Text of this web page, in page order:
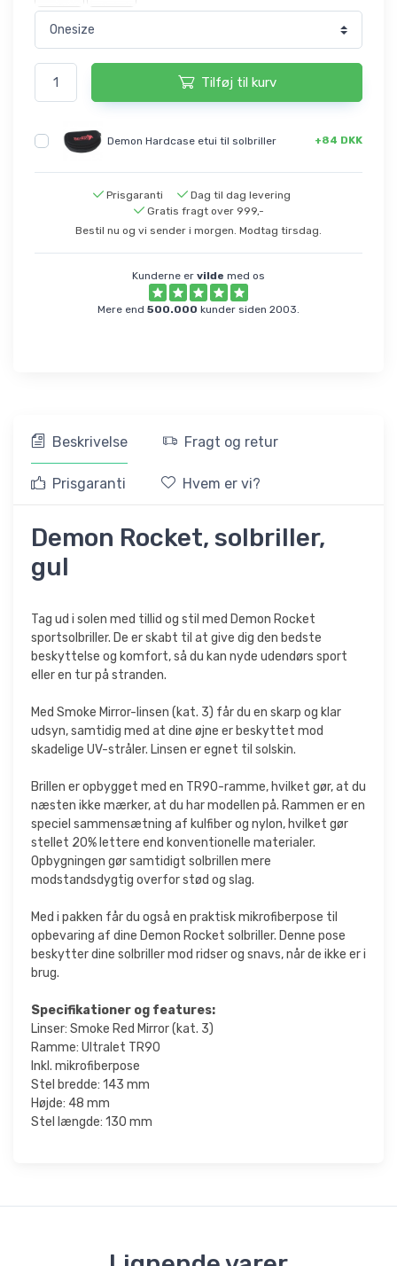
Tilføj til kurv
Demon Hardcase etui til solbriller +84 DKK
Prisgaranti
Dag til dag levering
Gratis fragt over 999,-
Bestil nu og vi sender i morgen. Modtag tirsdag.
Kunderne er vilde med os
Mere end 500.000 kunder siden 2003.
Beskrivelse Fragt og retur
Prisgaranti Hvem er vi?
Demon Rocket, solbriller,
gul
Tag ud i solen med tillid og stil med Demon Rocket
sportsolbriller. De er skabt til at give dig den bedste
beskyttelse og komfort, så du kan nyde udendørs sport
eller en tur på stranden.
Med Smoke Mirror-linsen (kat. 3) får du en skarp og klar
udsyn, samtidig med at dine øjne er beskyttet mod
skadelige UV-stråler. Linsen er egnet til solskin.
Brillen er opbygget med en TR90-ramme, hvilket gør, at du
næsten ikke mærker, at du har modellen på. Rammen er en
speciel sammensætning af kulfiber og nylon, hvilket gør
stellet 20% lettere end konventionelle materialer.
Opbygningen gør samtidigt solbrillen mere
modstandsdygtig overfor stød og slag.
Med i pakken får du også en praktisk mikrofiberpose til
opbevaring af dine Demon Rocket solbriller. Denne pose
beskytter dine solbriller mod ridser og snavs, når de ikke er i
brug.
Specifikationer og features:
Linser: Smoke Red Mirror (kat. 3)
Ramme: Ultralet TR90
Inkl. mikrofiberpose
Stel bredde: 143 mm
Højde: 48 mm
Stel længde: 130 mm